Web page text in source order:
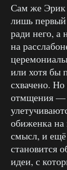
Сам же Эрик
лишь первый
ради него, а
на
или хотя бы
схвачено.
отмщения —
обиженка на
смысл, и ещё
становится
идеи, с